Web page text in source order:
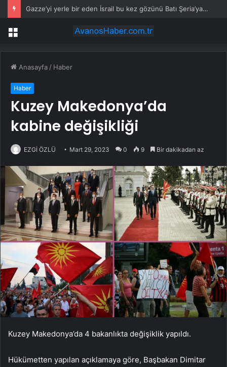
Gazze’yi yerle bir eden İsrail bu kez gözünü Batı Şeria’ya ‘büyük operasyon’ hazırlıyor
Menü
Anasayfa / Haber
Haber
Kuzey Makedonya’da
kabine değişikliği
EZGİ ÖZLÜ Mart 29, 2023 0 9 Bir dakikadan az
Kuzey Makedonya’da 4 bakanlıkta değişiklik yapıldı.
Hükümetten yapılan açıklamaya göre, Başbakan Dimitar